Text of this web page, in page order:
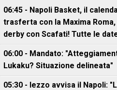
06:45 - Napoli Basket, il
trasferta con la Maxima
derby con Scafati! Tutte le
06:00 - Mandato:
Lukaku? Situazione delineata"
05:30 - Iezzo avvisa il Napoli: